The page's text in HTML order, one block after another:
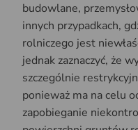
budowlane,
innych przypadkach,
rolniczego jest
jednak zaznaczyć, że
szczególnie
ponieważ ma na celu
zapobieganie